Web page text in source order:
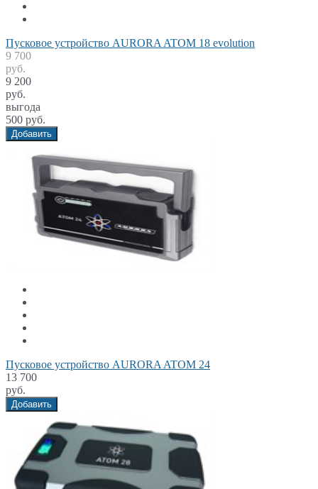
Пусковое устройство AURORA ATOM 18 evolution
9 700
руб.
9 200
руб.
выгода
500 руб.
Добавить
Пусковое устройство AURORA ATOM 24
13 700
руб.
Добавить